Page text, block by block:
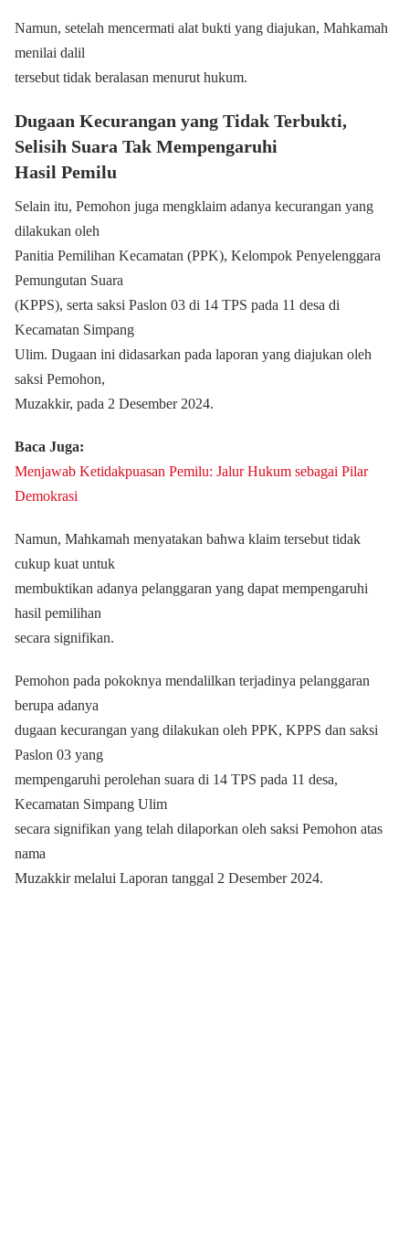
Namun, setelah mencermati alat bukti yang diajukan, Mahkamah
menilai dalil
tersebut tidak beralasan menurut hukum.
Dugaan Kecurangan yang Tidak Terbukti,
Selisih Suara Tak Mempengaruhi
Hasil Pemilu
Selain itu, Pemohon juga mengklaim adanya kecurangan yang
dilakukan oleh
Panitia Pemilihan Kecamatan (PPK), Kelompok Penyelenggara
Pemungutan Suara
(KPPS), serta saksi Paslon 03 di 14 TPS pada 11 desa di
Kecamatan Simpang
Ulim. Dugaan ini didasarkan pada laporan yang diajukan oleh
saksi Pemohon,
Muzakkir, pada 2 Desember 2024.
Baca Juga:
Menjawab Ketidakpuasan Pemilu: Jalur Hukum sebagai Pilar
Demokrasi
Namun, Mahkamah menyatakan bahwa klaim tersebut tidak
cukup kuat untuk
membuktikan adanya pelanggaran yang dapat mempengaruhi
hasil pemilihan
secara signifikan.
Pemohon pada pokoknya mendalilkan terjadinya pelanggaran
berupa adanya
dugaan kecurangan yang dilakukan oleh PPK, KPPS dan saksi
Paslon 03 yang
mempengaruhi perolehan suara di 14 TPS pada 11 desa,
Kecamatan Simpang Ulim
secara signifikan yang telah dilaporkan oleh saksi Pemohon atas
nama
Muzakkir melalui Laporan tanggal 2 Desember 2024.